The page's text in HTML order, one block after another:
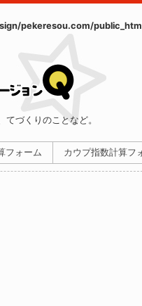
pekeresou.com/
づくりのことなど。
フォーム カウプ指数計算フ